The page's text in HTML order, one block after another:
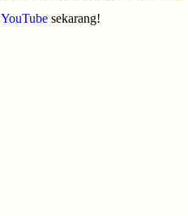
YouTube sekarang!